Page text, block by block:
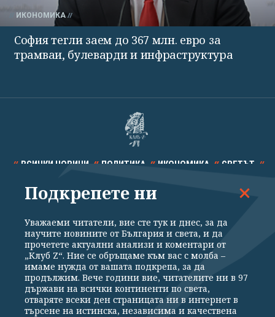
ИКОНОМИКА
София тегли заем до 367 млн. евро за
трамваи, булеварди и инфраструктура
ВСИЧКИ НОВИНИ ПОЛИТИКА ИКОНОМИКА СВЕТЪТ
СПОРТ КУЛТУРА ТЕХНОЛОГИИ КАЛЕЙДОСКОП
Общи условия
Политика за поверителност
Реклама
Партньори Контакти
За Клуб Z
Подкрепете ни
Уважаеми читатели, вие сте тук и днес, за да
научите новините от България и света, и да
прочетете актуални анализи и коментари от
„Клуб Z“. Ние се обръщаме към вас с молба –
имаме нужда от вашата подкрепа, за да
продължим. Вече години вие, читателите ни в 97
държави на всички континенти по света,
отваряте всеки ден страницата ни в интернет в
търсене на истинска, независима и качествена